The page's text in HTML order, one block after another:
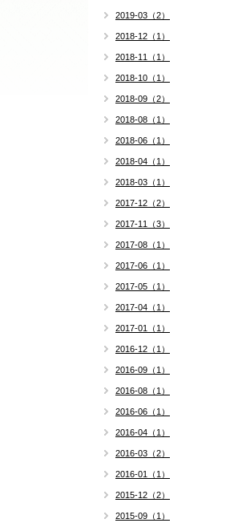
2019-03（2）
2018-12（1）
2018-11（1）
2018-10（1）
2018-09（2）
2018-08（1）
2018-06（1）
2018-04（1）
2018-03（1）
2017-12（2）
2017-11（3）
2017-08（1）
2017-06（1）
2017-05（1）
2017-04（1）
2017-01（1）
2016-12（1）
2016-09（1）
2016-08（1）
2016-06（1）
2016-04（1）
2016-03（2）
2016-01（1）
2015-12（2）
2015-09（1）